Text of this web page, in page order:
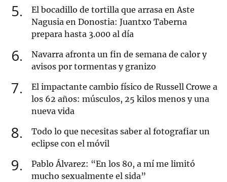
5
El bocadillo de tortilla que arrasa en Aste
Nagusia en Donostia: Juantxo Taberna
prepara hasta 3.000 al día
6
Navarra afronta un fin de semana de calor y
avisos por tormentas y granizo
7
El impactante cambio físico de Russell Crowe a
los 62 años: músculos, 25 kilos menos y una
nueva vida
8
Todo lo que necesitas saber al fotografiar un
eclipse con el móvil
9
Pablo Álvarez: “En los 80, a mí me limitó
mucho sexualmente el sida”